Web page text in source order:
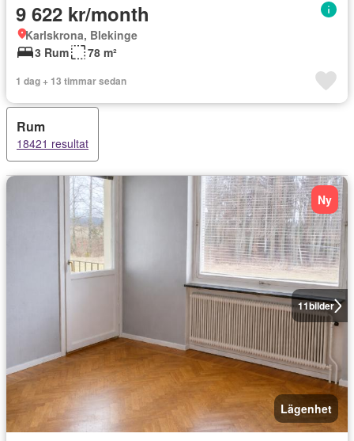
9 622 kr/month
Karlskrona, Blekinge
3 Rum
78 m²
1 dag + 13 timmar sedan
Rum
18421 resultat
11bilder
Ny
Lägenhet